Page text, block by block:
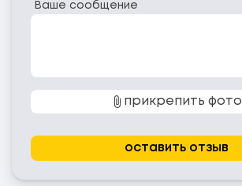
Ваше сообщение
прикрепить фото
оставить отзыв